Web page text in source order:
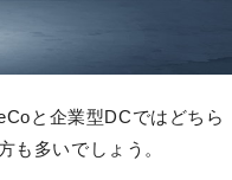
と企業型DCではどちら
も多いでしょう。